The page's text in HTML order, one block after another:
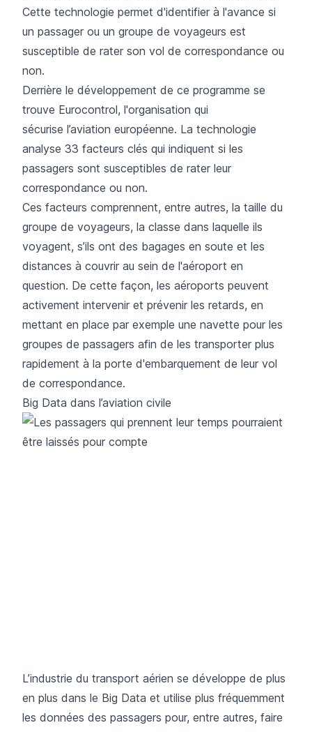
Cette technologie permet d'identifier à l'avance si
un passager ou un groupe de voyageurs est
susceptible de rater son vol de correspondance ou
non.
Derrière le développement de ce programme se
trouve Eurocontrol, l'organisation qui
sécurise l’aviation européenne. La technologie
analyse 33 facteurs clés qui indiquent si les
passagers sont susceptibles de rater leur
correspondance ou non.
Ces facteurs comprennent, entre autres, la taille du
groupe de voyageurs, la classe dans laquelle ils
voyagent, s’ils ont des bagages en soute et les
distances à couvrir au sein de l'aéroport en
question. De cette façon, les aéroports peuvent
activement intervenir et prévenir les retards, en
mettant en place par exemple une navette pour les
groupes de passagers afin de les transporter plus
rapidement à la porte d'embarquement de leur vol
de correspondance.
Big Data dans l’aviation civile
L’industrie du transport aérien se développe de plus
en plus dans le Big Data et utilise plus fréquemment
les données des passagers pour, entre autres, faire